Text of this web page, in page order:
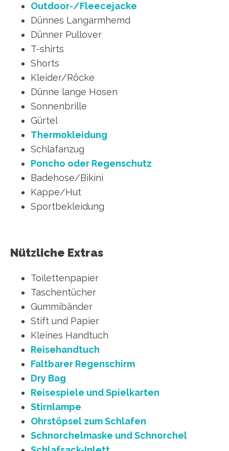
Outdoor-/Fleecejacke
Dünnes Langarmhemd
Dünner Pullover
T-shirts
Shorts
Kleider/Röcke
Dünne lange Hosen
Sonnenbrille
Gürtel
Thermokleidung
Schlafanzug
Poncho oder Regenschutz
Badehose/Bikini
Kappe/Hut
Sportbekleidung
Nützliche Extras
Toilettenpapier
Taschentücher
Gummibänder
Stift und Papier
Kleines Handtuch
Reisehandtuch
Faltbarer Regenschirm
Dry Bag
Reisespiele und Spielkarten
Stirnlampe
Ohrstöpsel zum Schlafen
Schnorchelmaske und Schnorchel